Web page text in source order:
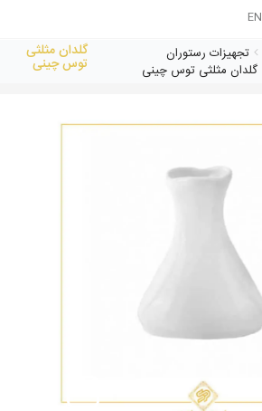
EN
تجهیزات رستوران
گلدان مثلثی توس چینی
گلدان مثلثی
توس چینی